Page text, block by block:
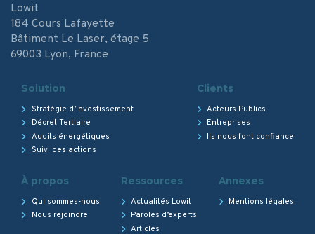
Lowit
184 Cours Lafayette
Bâtiment Le Laser, étage 5
69003 Lyon, France
Solution
Stratégie d’investissement
Décret Tertiaire
Audits énergétiques
Suivi des actions
Clients
Acteurs Publics
Entreprises
Ils nous font confiance
À propos
Qui sommes-nous
Nous rejoindre
Ressources
Actualités Lowit
Paroles d’experts
Articles
Annexes
Mentions légales